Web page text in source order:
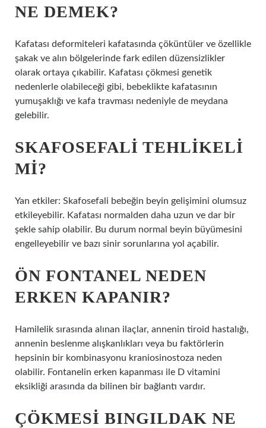
NE DEMEK?
Kafatası deformiteleri kafatasında çöküntüler ve özellikle
şakak ve alın bölgelerinde fark edilen düzensizlikler
olarak ortaya çıkabilir. Kafatası çökmesi genetik
nedenlerle olabileceği gibi, bebeklikte kafatasının
yumuşaklığı ve kafa travması nedeniyle de meydana
gelebilir.
SKAFOSEFALI TEHLIKELI
MI?
Yan etkiler: Skafosefali bebeğin beyin gelişimini olumsuz
etkileyebilir. Kafatası normalden daha uzun ve dar bir
şekle sahip olabilir. Bu durum normal beyin büyümesini
engelleyebilir ve bazı sinir sorunlarına yol açabilir.
ÖN FONTANEL NEDEN
ERKEN KAPANIR?
Hamilelik sırasında alınan ilaçlar, annenin tiroid hastalığı,
annenin beslenme alışkanlıkları veya bu faktörlerin
hepsinin bir kombinasyonu kraniosinostoza neden
olabilir. Fontanelin erken kapanması ile D vitamini
eksikliği arasında da bilinen bir bağlantı vardır.
ÇÖKMESI BINGILDAK NE